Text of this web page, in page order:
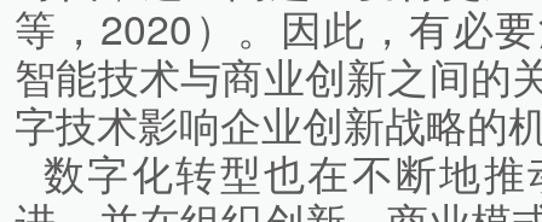
等，2020）。因此，有必
智能技术与商业创新之间的
字技术影响企业创新战略的
数字化转型也在不断地